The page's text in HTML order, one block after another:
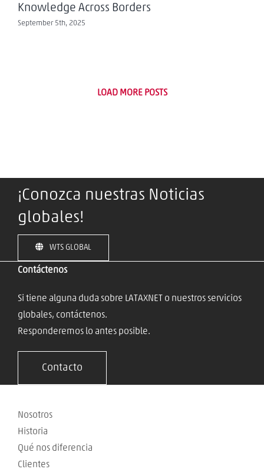
Knowledge Across Borders
September 5th, 2025
LOAD MORE POSTS
¡Conozca nuestras Noticias
globales!
WTS GLOBAL
Contáctenos
Si tiene alguna duda sobre LATAXNET o nuestros servicios
globales, contáctenos.
Responderemos lo antes posible.
Contacto
Nosotros
Historia
Qué nos diferencia
Clientes